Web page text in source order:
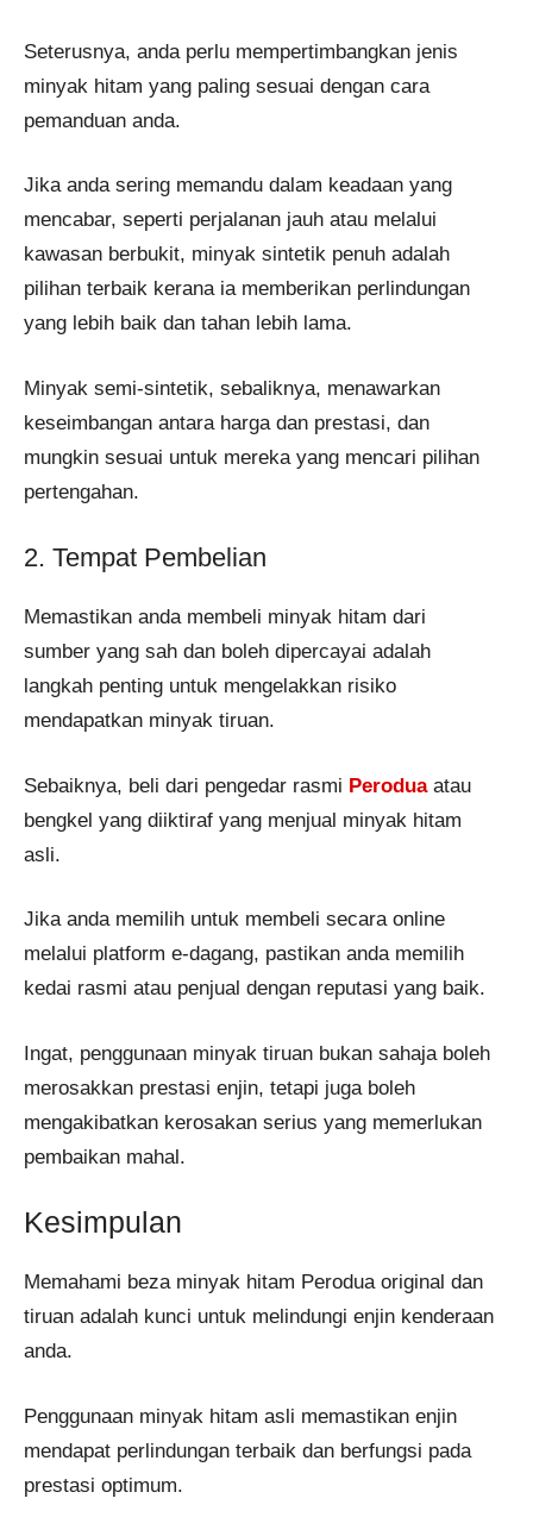
Seterusnya, anda perlu mempertimbangkan jenis
minyak hitam yang paling sesuai dengan cara
pemanduan anda.
Jika anda sering memandu dalam keadaan yang
mencabar, seperti perjalanan jauh atau melalui
kawasan berbukit, minyak sintetik penuh adalah
pilihan terbaik kerana ia memberikan perlindungan
yang lebih baik dan tahan lebih lama.
Minyak semi-sintetik, sebaliknya, menawarkan
keseimbangan antara harga dan prestasi, dan
mungkin sesuai untuk mereka yang mencari pilihan
pertengahan.
2. Tempat Pembelian
Memastikan anda membeli minyak hitam dari
sumber yang sah dan boleh dipercayai adalah
langkah penting untuk mengelakkan risiko
mendapatkan minyak tiruan.
Sebaiknya, beli dari pengedar rasmi Peroduaatau
bengkel yang diiktiraf yang menjual minyak hitam
asli.
Jika anda memilih untuk membeli secara online
melalui platform e-dagang, pastikan anda memilih
kedai rasmi atau penjual dengan reputasi yang baik.
Ingat, penggunaan minyak tiruan bukan sahaja boleh
merosakkan prestasi enjin, tetapi juga boleh
mengakibatkan kerosakan serius yang memerlukan
pembaikan mahal.
Kesimpulan
Memahami beza minyak hitam Perodua original dan
tiruan adalah kunci untuk melindungi enjin kenderaan
anda.
Penggunaan minyak hitam asli memastikan enjin
mendapat perlindungan terbaik dan berfungsi pada
prestasi optimum.